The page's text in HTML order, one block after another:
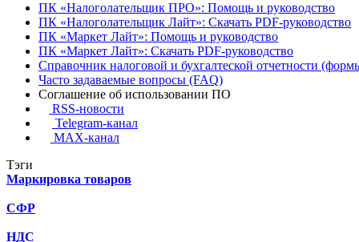
ПК «Налоголательщик ПРО»: Помощь и руководство
ПК «Налоголательщик Лайт»: Скачать PDF-руководство
ПК «Маркет Лайт»: Помощь и руководство
ПК «Маркет Лайт»: Скачать PDF-руководство
Справочник налоговой и бухгалтеской отчетности
Часто задаваемые вопросы (FAQ)
Соглашение об использовании ПО
RSS-новости
Telegram-канал
MAX-канал
Тэги
Маркировка товаров
СФР
НДС